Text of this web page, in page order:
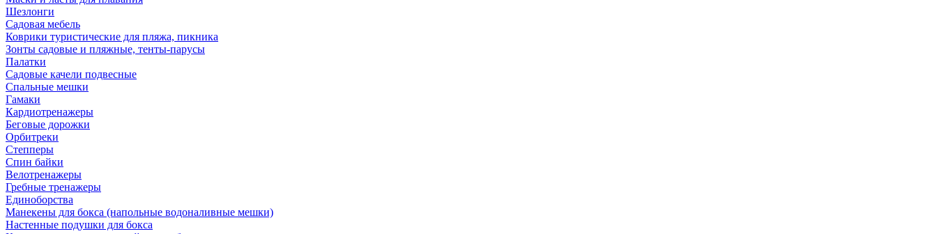
Шезлонги
Садовая мебель
Коврики туристические для пляжа, пикника
Зонты садовые и пляжные, тенты-парусы
Палатки
Садовые качели подвесные
Спальные мешки
Гамаки
Кардиотренажеры
Беговые дорожки
Орбитреки
Степперы
Спин байки
Велотренажеры
Гребные тренажеры
Единоборства
Манекены для бокса (напольные водоналивные мешки)
Настенные подушки для бокса